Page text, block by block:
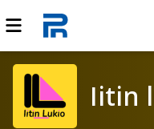
Iitin